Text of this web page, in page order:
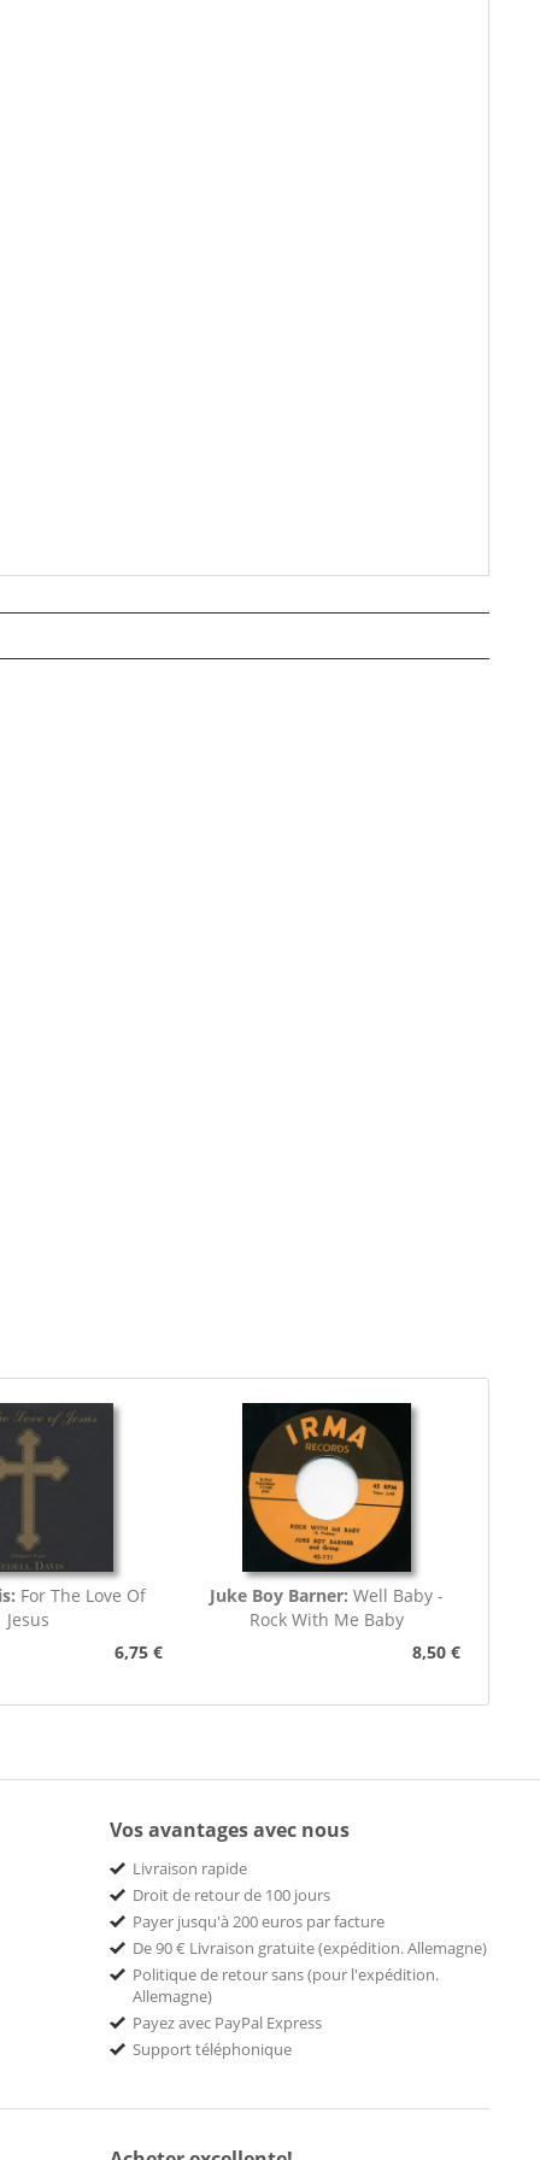
For The Love Of
Jesus
6,75 €
Juke Boy Barner: Well Baby -
Rock With Me Baby
8,50 €
Vos avantages avec nous
Livraison rapide
Droit de retour de 100 jours
Payer jusqu'à 200 euros par facture
De 90 € Livraison gratuite (expédition. Allemagne)
Politique de retour sans (pour l'expédition.
Allemagne)
Payez avec PayPal Express
Support téléphonique